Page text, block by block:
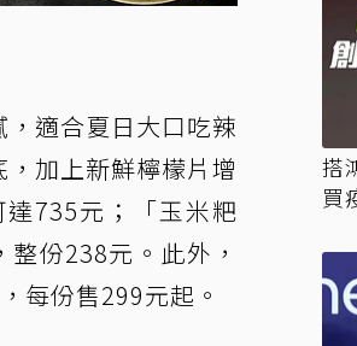
適合夏日大口吃辣
加上新鮮檸檬片增
735元；「玉米粑
份238元。此外，
每份售299元起。
搭
買